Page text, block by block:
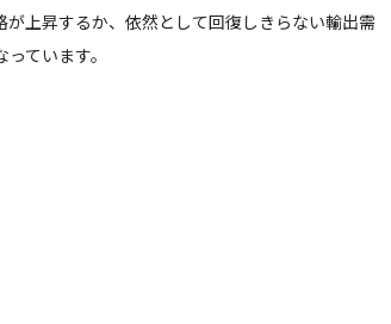
上昇するか、依然として回復しきらない輸出需
ています。